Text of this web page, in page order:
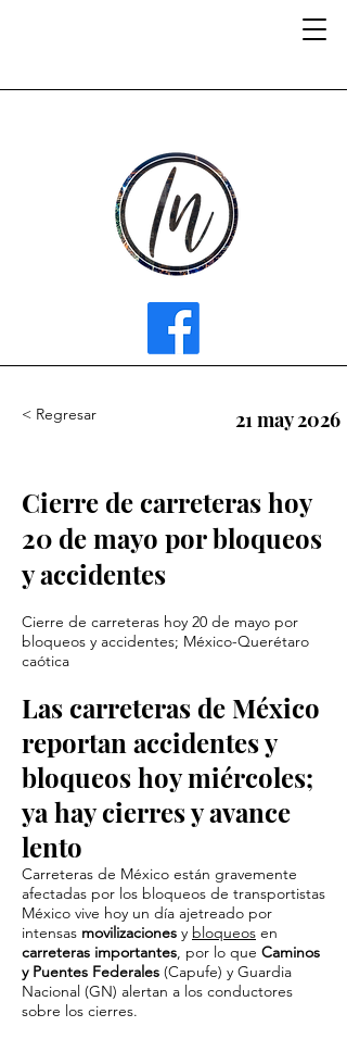
< Regresar 21 may 2026
Cierre de carreteras hoy
20 de mayo por bloqueos
y accidentes
Cierre de carreteras hoy 20 de mayo por
bloqueos y accidentes; México-Querétaro
caótica
Las carreteras de México
reportan accidentes y
bloqueos hoy miércoles;
ya hay cierres y avance
lento
Carreteras de México están gravemente
afectadas por los bloqueos de transportistas
México vive hoy un día ajetreado por
intensas movilizaciones y bloqueos en
carreteras importantes, por lo que Caminos
y Puentes Federales (Capufe) y Guardia
Nacional (GN) alertan a los conductores
sobre los cierres.